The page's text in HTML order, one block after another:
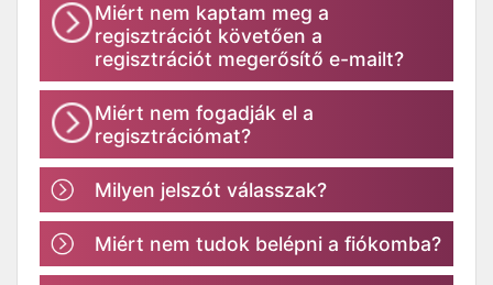
Miért nem kaptam meg a
regisztrációt követően a
regisztrációt megerősítő e-mailt?
Miért nem fogadják el a
regisztrációmat?
Milyen jelszót válasszak?
Miért nem tudok belépni a fiókomba?